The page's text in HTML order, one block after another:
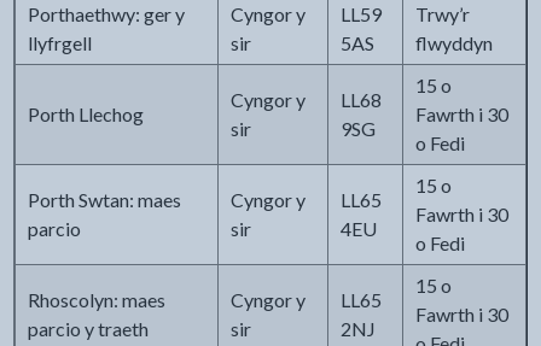
Porthaethwy: ger y
llyfrgell
Cyngor y
sir
LL59
5AS
Trwy’r
flwyddyn
Porth Llechog
Cyngor y
sir
LL68
9SG
15 o
Fawrth i 30
o Fedi
Porth Swtan: maes
parcio
Cyngor y
sir
LL65
4EU
15 o
Fawrth i 30
o Fedi
Rhoscolyn: maes
parcio y traeth
Cyngor y
sir
LL65
2NJ
15 o
Fawrth i 30